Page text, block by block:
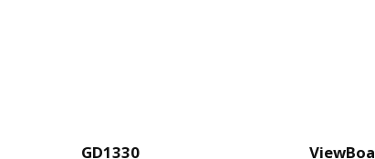
GD1330